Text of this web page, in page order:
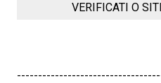
VERIFICATI O